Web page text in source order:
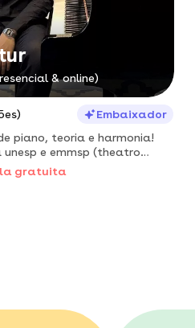
& online)
Embaixador
piano, teoria e harmonia!
e emmsp (theatro
gratuita